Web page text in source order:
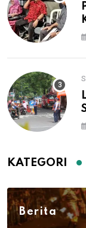
KATEGORI
Berita